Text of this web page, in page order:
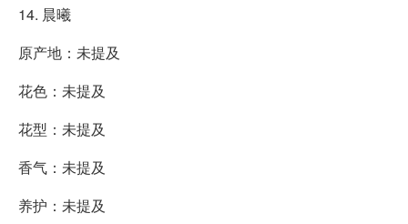
14. 晨曦
原产地：未提及
花色：未提及
花型：未提及
香气：未提及
养护：未提及